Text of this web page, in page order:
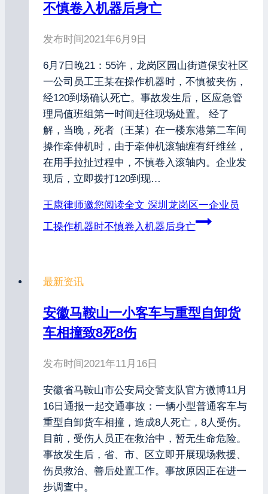
不慎卷入机器后身亡
发布时间2021年6月9日
6月7日晚21：55许，龙岗区园山街道保安社区
一公司员工王某在操作机器时，不慎被夹伤，
经120到场确认死亡。事故发生后，区应急管
理局值班组第一时间赶往现场处置。 经了
解，当晚，死者（王某）在一楼东港第二车间
操作牵伸机时，由于牵伸机滚轴缠有纤维丝，
在用手拉扯过程中，不慎卷入滚轴内。企业发
现后，立即拨打120到现…
王康律师邀您阅读全文 深圳龙岗区一企业员
工操作机器时不慎卷入机器后身亡
最新资讯
安徽马鞍山一小客车与重型自卸货
车相撞致8死8伤
发布时间2021年11月16日
安徽省马鞍山市公安局交警支队官方微博11月
16日通报一起交通事故：一辆小型普通客车与
重型自卸货车相撞，造成8人死亡，8人受伤。
目前，受伤人员正在救治中，暂无生命危险。
事故发生后，省、市、区立即开展现场救援、
伤员救治、善后处置工作。事故原因正在进一
步调查中。